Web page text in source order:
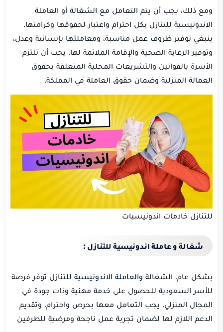
ومع ذلك، يجب أن يتم التعامل مع الشغالة أو العاملة
الاندونيسية للتنازل بكل احترام واعتبار لحقوقها وكرامتها.
ينبغي توفير ظروف عمل مناسبة، ومعاملتها بإنسانية وعدل،
وتوفير الرعاية الصحية والإقامة الملائمة لها. يجب أن تلتزم
الأسرة بالقوانين والتشريعات المحلية المتعلقة بحقوق
العمالة المنزلية وضمان حقوق العاملة في المملكة.
للتنازل خادمات اندونيسيات
شغالة و عاملة اندونيسية للتنازل :
بشكل عام، الشغالة والعاملة الاندونيسية للتنازل توفر فرصة
للأسر السعودية للحصول على خدمة مهنية وذات جودة في
المجال المنزلي. يجب التعامل معها بحرص واحترام، وتقديم
الدعم اللازم لها لضمان تجربة عمل ناجحة ومرضية للطرفين